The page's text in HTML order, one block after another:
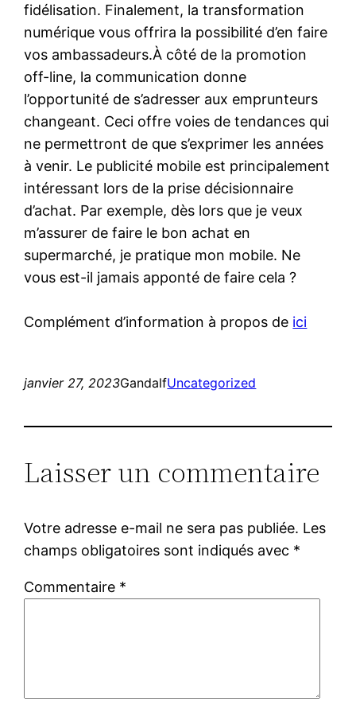
fidélisation. Finalement, la transformation
numérique vous offrira la possibilité d’en faire
vos ambassadeurs.À côté de la promotion
off-line, la communication donne
l’opportunité de s’adresser aux emprunteurs
changeant. Ceci offre voies de tendances qui
ne permettront de que s’exprimer les années
à venir. Le publicité mobile est principalement
intéressant lors de la prise décisionnaire
d’achat. Par exemple, dès lors que je veux
m’assurer de faire le bon achat en
supermarché, je pratique mon mobile. Ne
vous est-il jamais apponté de faire cela ?
Complément d’information à propos de ici
janvier 27, 2023GandalfUncategorized
Laisser un commentaire
Votre adresse e-mail ne sera pas publiée. Les
champs obligatoires sont indiqués avec *
Commentaire *